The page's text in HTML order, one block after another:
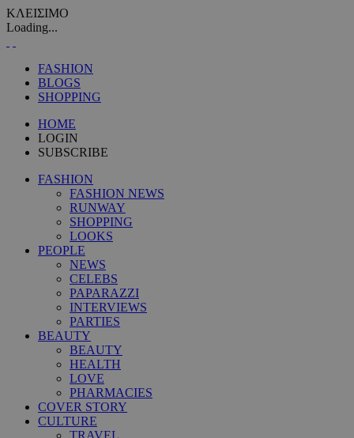
ΚΛΕΙΣΙΜΟ
Loading...
FASHION
BLOGS
SHOPPING
HOME
LOGIN
SUBSCRIBE
FASHION
FASHION NEWS
RUNWAY
SHOPPING
LOOKS
PEOPLE
NEWS
CELEBS
PAPARAZZI
INTERVIEWS
PARTIES
BEAUTY
BEAUTY
HEALTH
LOVE
PHARMACIES
COVER STORY
CULTURE
TRAVEL